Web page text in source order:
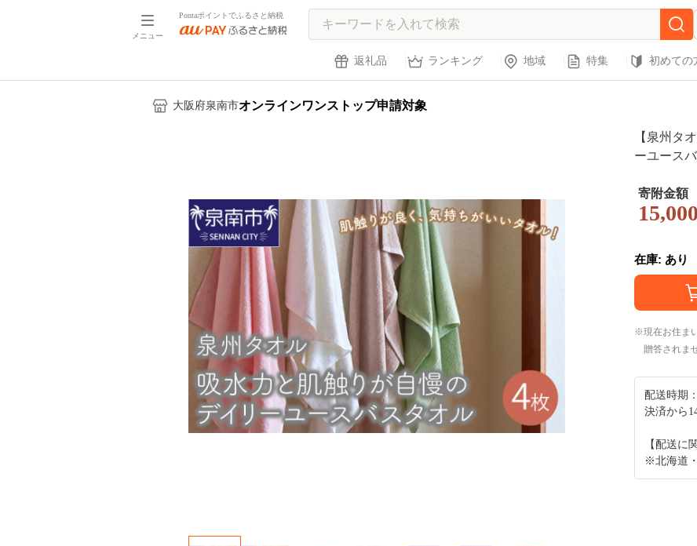
メニュー
Pontaポイントでふるさと納税
返礼品 ランキング 地域 特集 初めての
大阪府泉南市オンラインワンストップ申請対象
【泉州タ
ーユース
ふわ 柔ら
9D-251】
寄附金額
15,000
在庫: あり
現在お住ま
贈答されま
配送時期：
決済から
【配送に
※北海道